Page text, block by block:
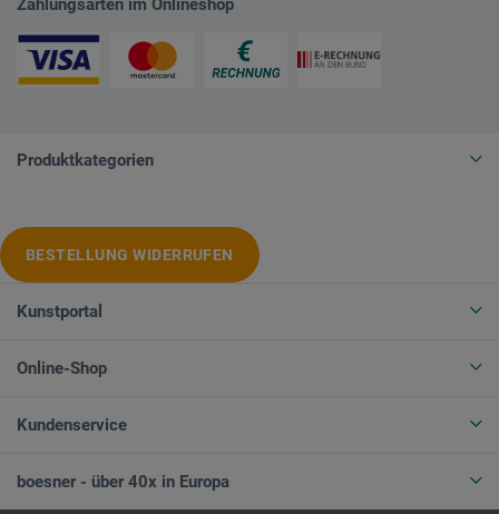
Produktkategorien
BESTELLUNG WIDERRUFEN
Kunstportal
Online-Shop
Kundenservice
boesner - über 40x in Europa